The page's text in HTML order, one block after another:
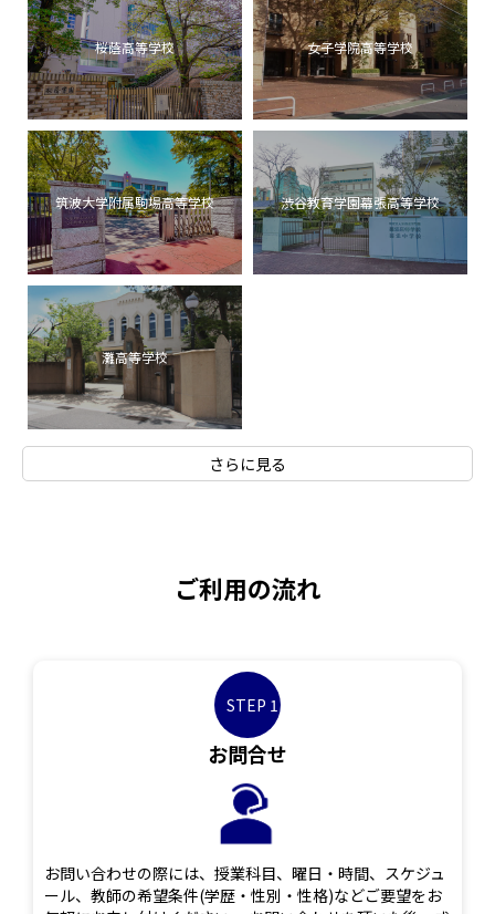
桜蔭高等学校 女子学院高等学校
筑波大学附属駒場高等学校 渋谷教育学園幕張高等学校
灘高等学校
さらに見る
ご利用の流れ
STEP 1
お問合せ
お問い合わせの際には、授業科目、曜日・時間、スケジュ
ール、教師の希望条件(学歴・性別・性格)などご要望をお